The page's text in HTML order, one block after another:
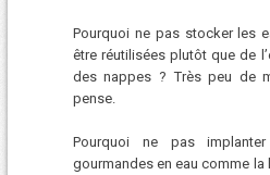
Pourquoi ne pas stocker les
être réutilisées plutôt que de
des nappes ? Très peu de
pense.
Pourquoi ne pas
gourmandes en eau comme la